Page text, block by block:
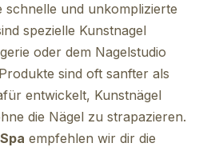
schnelle und unkomplizierte
spezielle Kunstnagel
oder dem Nagelstudio
sind oft sanfter als
entwickelt, Kunstnägel
die Nägel zu strapazieren.
empfehlen wir dir die